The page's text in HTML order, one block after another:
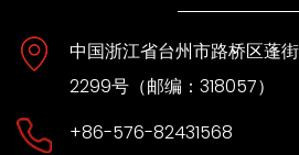
中国浙江省台州市路桥区蓬
2299号（邮编：318057）
+86-576-82431568